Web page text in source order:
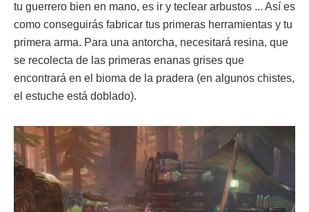
tu guerrero bien en mano, es ir y teclear arbustos ... Así es
como conseguirás fabricar tus primeras herramientas y tu
primera arma. Para una antorcha, necesitará resina, que
se recolecta de las primeras enanas grises que
encontrará en el bioma de la pradera (en algunos chistes,
el estuche está doblado).